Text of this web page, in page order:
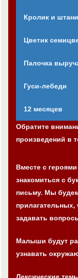
Кролик и
Цветик
Палочка
Гуси-лебеди
12 месяцев
Обратите
произведений в
Вместе с
знакомиться с
письму. Мы
задавать
Малыши будут
узнавать
Лексические